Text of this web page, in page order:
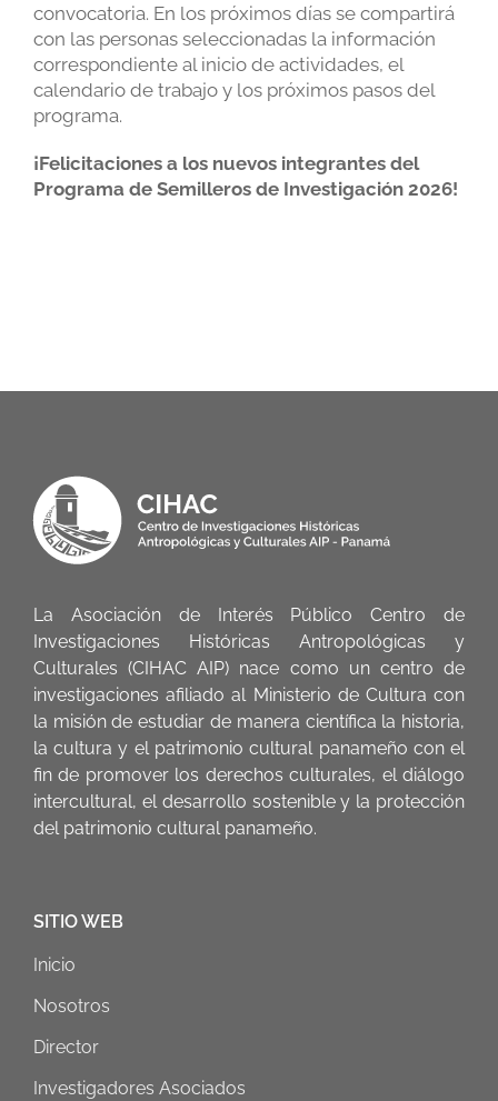
convocatoria. En los próximos días se compartirá
con las personas seleccionadas la información
correspondiente al inicio de actividades, el
calendario de trabajo y los próximos pasos del
programa.
¡Felicitaciones a los nuevos integrantes del
Programa de Semilleros de Investigación 2026!
La Asociación de Interés Público Centro de
Investigaciones Históricas Antropológicas y
Culturales (CIHAC AIP) nace como un centro de
investigaciones afiliado al Ministerio de Cultura con
la misión de estudiar de manera científica la historia,
la cultura y el patrimonio cultural panameño con el
fin de promover los derechos culturales, el diálogo
intercultural, el desarrollo sostenible y la protección
del patrimonio cultural panameño.
SITIO WEB
Inicio
Nosotros
Director
Investigadores Asociados